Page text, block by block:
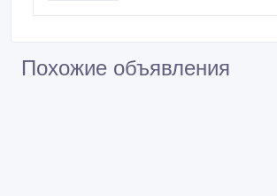
Похожие объявления